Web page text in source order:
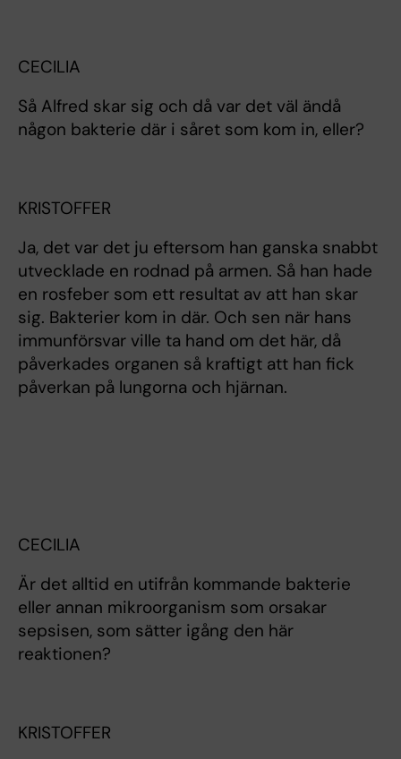
CECILIA
Så Alfred skar sig och då var det väl ändå
någon bakterie där i såret som kom in, eller?
KRISTOFFER
Ja, det var det ju eftersom han ganska snabbt
utvecklade en rodnad på armen. Så han hade
en rosfeber som ett resultat av att han skar
sig. Bakterier kom in där. Och sen när hans
immunförsvar ville ta hand om det här, då
påverkades organen så kraftigt att han fick
påverkan på lungorna och hjärnan.
CECILIA
Är det alltid en utifrån kommande bakterie
eller annan mikroorganism som orsakar
sepsisen, som sätter igång den här
reaktionen?
KRISTOFFER